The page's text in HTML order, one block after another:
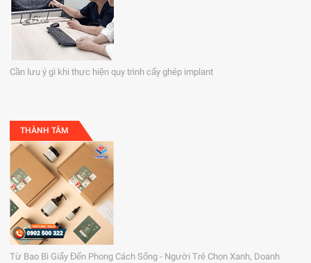
Cần lưu ý gì khi thực hiện quy trình cấy ghép implant
THÀNH TÂM
Từ Bao Bì Giấy Đến Phong Cách Sống - Người Trẻ Chọn Xanh, Doanh